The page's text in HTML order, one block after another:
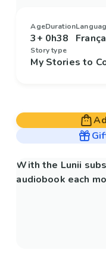
Age
3+
Duration
0h38
Story type
My Stories to
With the Lunii
audiobook each